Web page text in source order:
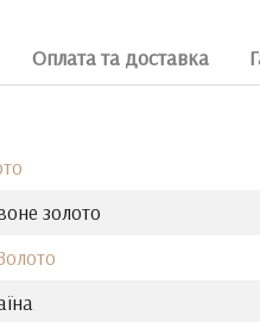
Оплата та доставка
золото